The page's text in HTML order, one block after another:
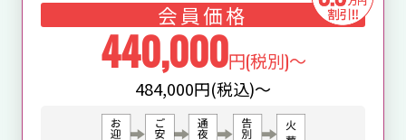
会員価格
440,000円(税別)～
484,000円(税込)～